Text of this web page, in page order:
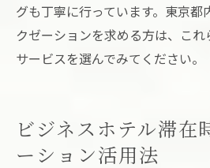
グも丁寧に行っています。東京都
クゼーションを求める方は、こ
サービスを選んでみてください。
ビジネスホテル滞在
ーション活用法